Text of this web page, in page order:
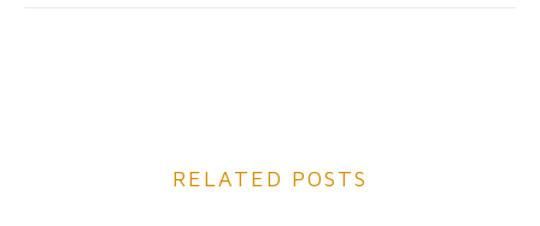
RELATED POSTS